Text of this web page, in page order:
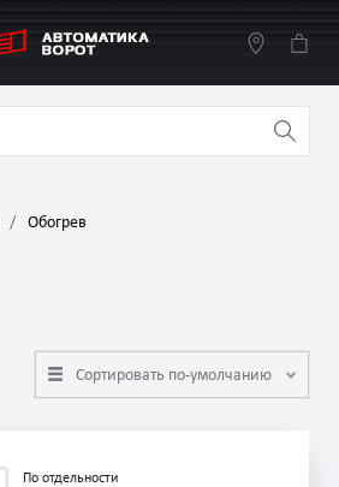
Обогрев
Сортировать по-умолчанию
По отдельности